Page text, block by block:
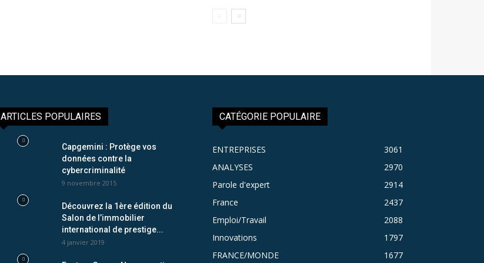
ARTICLES POPULAIRES
Capgemini : Protège vos
données contre la
cybercriminalité
9 novembre 2015
Découvrez la 1ère édition du
Salon de l’immobilier
international de prestige...
4 janvier 2019
CATÉGORIE POPULAIRE
ENTREPRISES
3061
ANALYSES
2970
Parole d'expert
2914
France
2437
Emploi/Travail
2088
Innovations
1797
FRANCE/MONDE
1677